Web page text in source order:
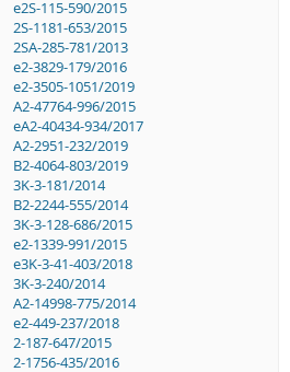
e2S-115-590/2015
2S-1181-653/2015
2SA-285-781/2013
e2-3829-179/2016
e2-3505-1051/2019
A2-47764-996/2015
eA2-40434-934/2017
A2-2951-232/2019
B2-4064-803/2019
3K-3-181/2014
B2-2244-555/2014
3K-3-128-686/2015
e2-1339-991/2015
e3K-3-41-403/2018
3K-3-240/2014
A2-14998-775/2014
e2-449-237/2018
2-187-647/2015
2-1756-435/2016